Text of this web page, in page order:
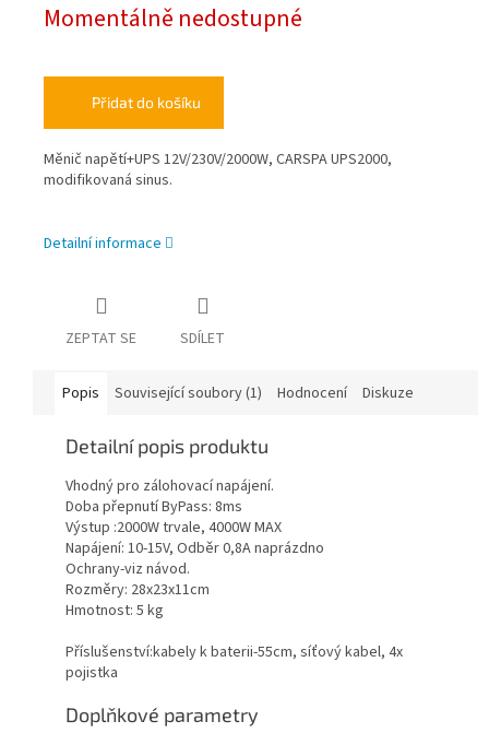
cena:
Momentálně nedostupné
Přidat do košíku
Měnič napětí+UPS 12V/230V/2000W, CARSPA UPS2000,
modifikovaná sinus.
Detailní informace
ZEPTAT SE SDÍLET
Popis Související soubory (1) Hodnocení Diskuze
Detailní popis produktu
Vhodný pro zálohovací napájení.
Doba přepnutí ByPass: 8ms
Výstup :2000W trvale, 4000W MAX
Napájení: 10-15V, Odběr 0,8A naprázdno
Ochrany-viz návod.
Rozměry: 28x23x11cm
Hmotnost: 5 kg
Příslušenství:kabely k baterii-55cm, síťový kabel, 4x
pojistka
Doplňkové parametry